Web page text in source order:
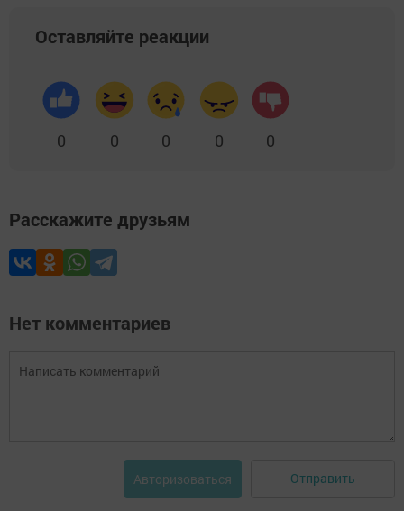
Оставляйте реакции
0 0 0 0 0
Расскажите друзьям
Нет комментариев
Авторизоваться Отправить